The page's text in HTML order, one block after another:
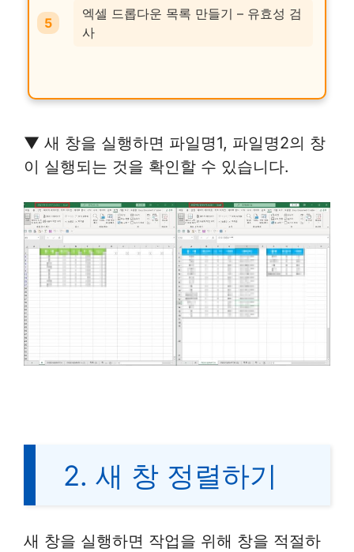
엑셀 드롭다운 목록 만들기 – 유효성 검
사
▼ 새 창을 실행하면 파일명1, 파일명2의 창
이 실행되는 것을 확인할 수 있습니다.
2. 새 창 정렬하기
새 창을 실행하면 작업을 위해 창을 적절하